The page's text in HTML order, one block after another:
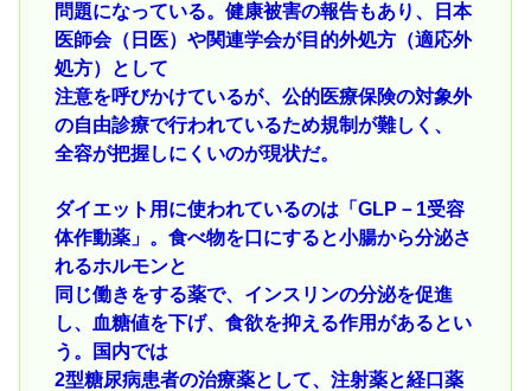
問題になっている。健康被害の報告もあり、日本
医師会（日医）や関連学会が目的外処方（適応外
処方）として
注意を呼びかけているが、公的医療保険の対象外
の自由診療で行われているため規制が難しく、
全容が把握しにくいのが現状だ。
ダイエット用に使われているのは「GLP－1受容
体作動薬」。食べ物を口にすると小腸から分泌さ
れるホルモンと
同じ働きをする薬で、インスリンの分泌を促進
し、血糖値を下げ、食欲を抑える作用があるとい
う。国内では
2型糖尿病患者の治療薬として、注射薬と経口薬